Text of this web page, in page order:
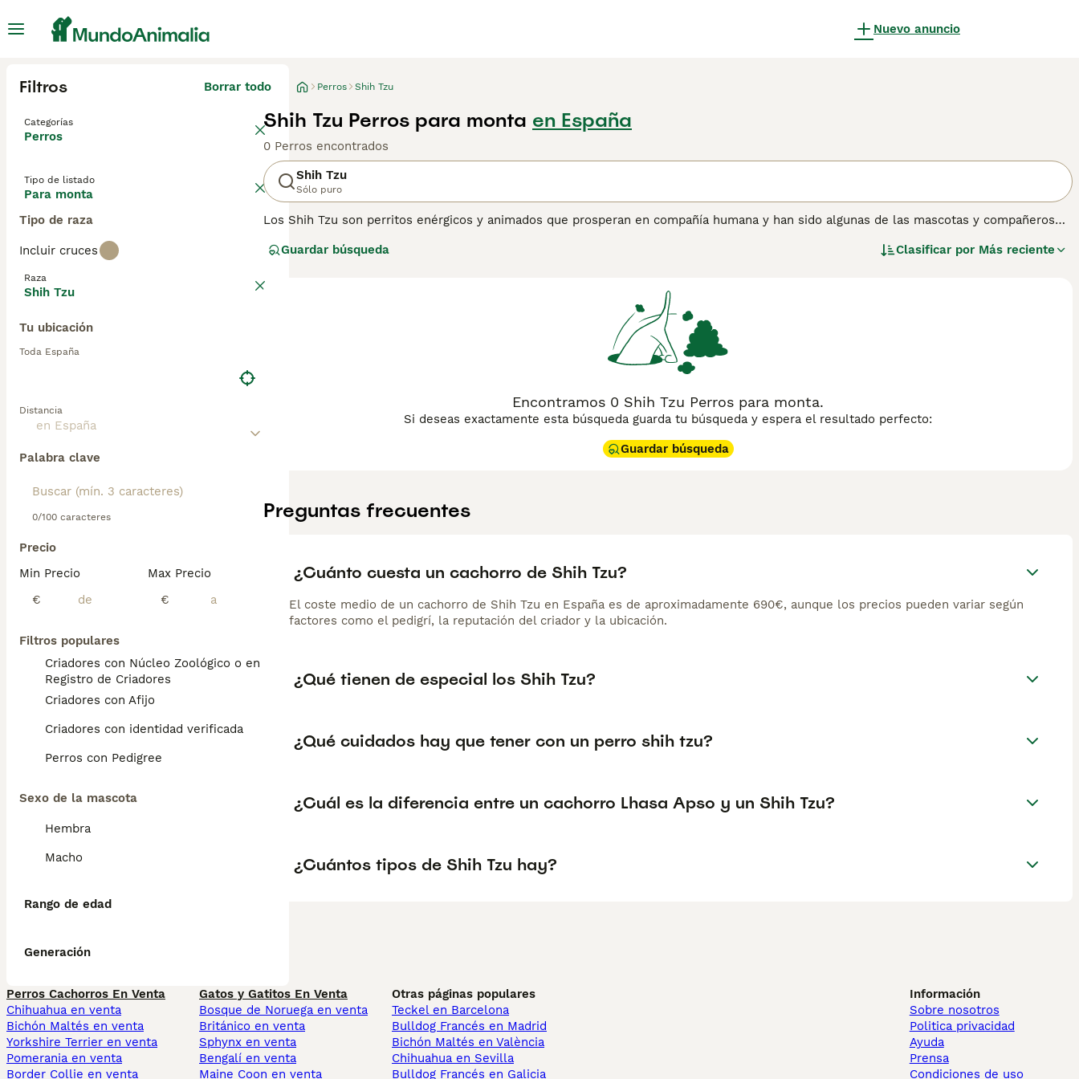
Nuevo anuncio
Filtros Borrar todo
Categorías
Perros
Tipo de listado
Para monta
Tipo de raza
Incluir cruces
Raza
Shih Tzu
Tu ubicación
Toda España
Distancia
Palabra clave
0/100 caracteres
Precio
Min Precio
€
Max Precio
€
Filtros populares
Criadores con Núcleo Zoológico o en el
Registro de Criadores
Criadores con Afijo
Criadores con identidad verificada
Perros con Pedigree
Sexo de la mascota
Hembra
Macho
Rango de edad
Generación
Perros Shih Tzu
Shih Tzu Perros para monta en España
0 Perros encontrados
Shih Tzu
Sólo puro
Los Shih Tzu son perritos enérgicos y animados que prosperan en compañía humana y han sido algunas de las mascotas y compañeros
Compartir el hogar con un Shih Tzu es un verdadero placer. Conocidos por su audacia y longevidad, estos perritos también son muy
para obtener información sobre esta raza de perro.
Guardar búsqueda Clasificar por Más reciente
Encontramos 0 Shih Tzu Perros para monta.
Si deseas exactamente esta búsqueda guarda tu búsqueda y espera el resultado perfecto:
Guardar búsqueda
Preguntas frecuentes
¿Cuánto cuesta un cachorro de Shih Tzu?
El coste medio de un cachorro de Shih Tzu en España es de aproximadamente 690€, aunque los precios pueden variar según
factores como el pedigrí, la reputación del criador y la ubicación.
¿Qué tienen de especial los Shih Tzu?
¿Qué cuidados hay que tener con un perro shih tzu?
¿Cuál es la diferencia entre un cachorro Lhasa Apso y un Shih Tzu?
¿Cuántos tipos de Shih Tzu hay?
Perros Cachorros En Venta
Chihuahua en venta
Bichón Maltés en venta
Yorkshire Terrier en venta
Pomerania en venta
Border Collie en venta
Gatos y Gatitos En Venta
Bosque de Noruega en venta
Británico en venta
Sphynx en venta
Bengalí en venta
Maine Coon en venta
Otras páginas populares
Teckel en Barcelona
Bulldog Francés en Madrid
Bichón Maltés en València
Chihuahua en Sevilla
Bulldog Francés en Galicia
Información
Sobre nosotros
Politica privacidad
Ayuda
Prensa
Condiciones de uso